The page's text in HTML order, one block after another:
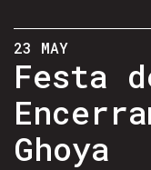
23 MAY
Festa
Ghoya